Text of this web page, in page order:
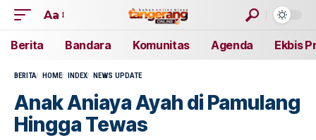
Aa
Berita Bandara Komunitas Agenda Ekbis
BERITA HOME INDEX NEWS UPDATE
Anak Aniaya Ayah di Pamulang
Hingga Tewas